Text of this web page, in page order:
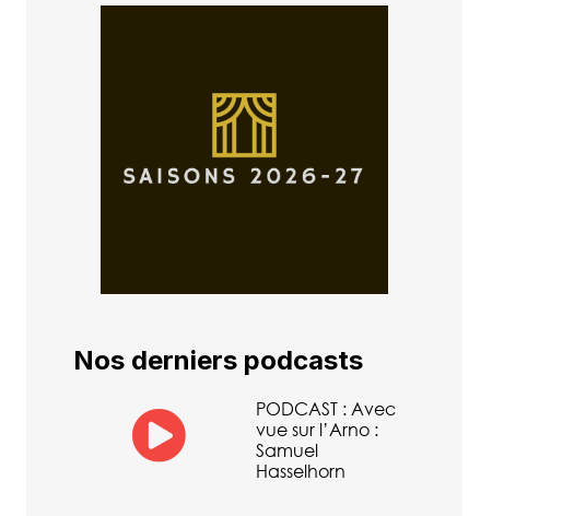
Nos derniers podcasts
PODCAST : Avec
vue sur l’Arno :
Samuel
Hasselhorn